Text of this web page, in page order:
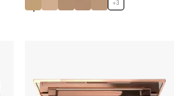
+3